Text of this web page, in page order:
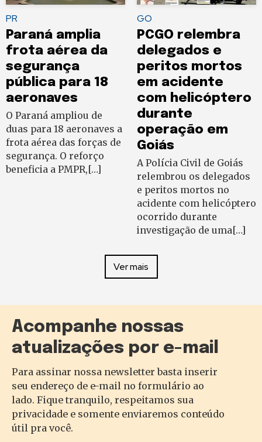
PR
Paraná amplia
frota aérea da
segurança
pública para 18
aeronaves
O Paraná ampliou de
duas para 18 aeronaves a
frota aérea das forças de
segurança. O reforço
beneficia a PMPR,[…]
GO
PCGO relembra
delegados e
peritos mortos
em acidente
com helicóptero
durante
operação em
Goiás
A Polícia Civil de Goiás
relembrou os delegados
e peritos mortos no
acidente com helicóptero
ocorrido durante
investigação de uma[…]
Ver mais
Acompanhe nossas
atualizações por e-mail
Para assinar nossa newsletter basta inserir
seu endereço de e-mail no formulário ao
lado. Fique tranquilo, respeitamos sua
privacidade e somente enviaremos conteúdo
útil pra você.